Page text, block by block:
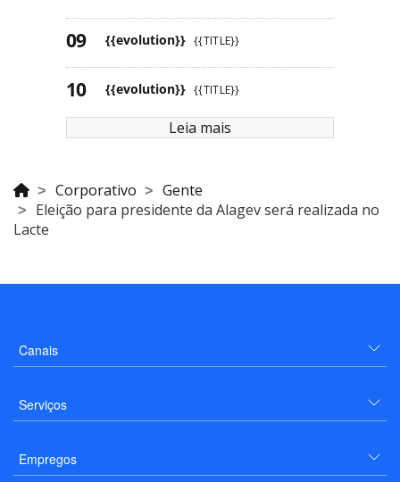
{{evolution}} {{TITLE}}
{{evolution}} {{TITLE}}
Leia mais
Corporativo
Gente
Eleição para presidente da Alagev será realizada no
Lacte
Canais
Serviços
Empregos